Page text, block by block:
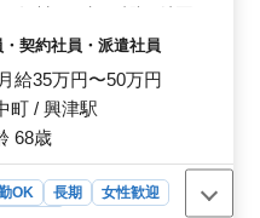
、河川、下水、砂防、法面
・土木施工管理(現場代理
度 等 ・発注者との打ち合
応、社内会議 等 ＊備考＊
料駐車場完備) ・交通費：全
ちしております！
契約社員・派遣社員
給35万円〜50万円
町 / 興津駅
68歳
OK 長期
女性歓迎